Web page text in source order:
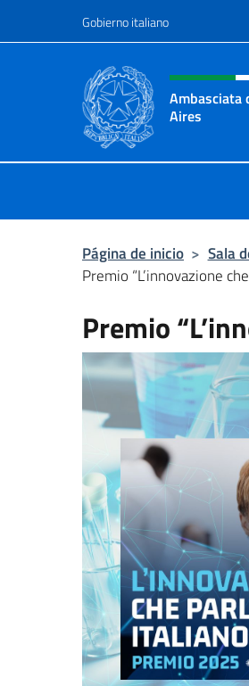
Gobierno italiano
Encabezado
Ambasciata
Aires
Página de inicio > Sala
Premio “L’innovazione
Premio